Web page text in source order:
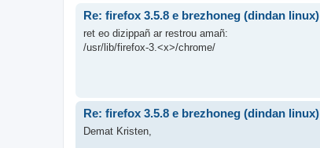
Re: firefox 3.5.8 e brezhoneg (dindan linux)
ret eo dizippañ ar restrou amañ:
/usr/lib/firefox-3.<x>/chrome/
Re: firefox 3.5.8 e brezhoneg (dindan linux)
Demat Kristen,